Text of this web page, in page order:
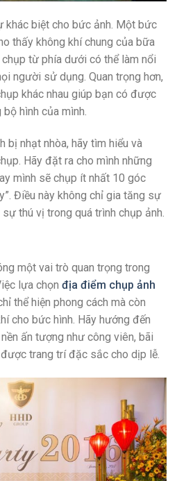
khác biệt cho bức ảnh. Một bức
thấy không khí chung của bữa
từ phía dưới có thể làm nổi
người sử dụng. Quan trọng hơn,
khác nhau giúp bạn có được
hình của mình.
bị nhạt nhòa, hãy tìm hiểu và
Hãy đặt ra cho mình những
mình sẽ chụp ít nhất 10 góc
Điều này không chỉ gia tăng sự
thú vị trong quá trình chụp ảnh.
một vai trò quan trọng trong
lựa chọn địa điểm chụp ảnh
thể hiện phong cách mà còn
cho bức hình. Hãy hướng đến
ấn tượng như công viên, bãi
trang trí đặc sắc cho dịp lễ.